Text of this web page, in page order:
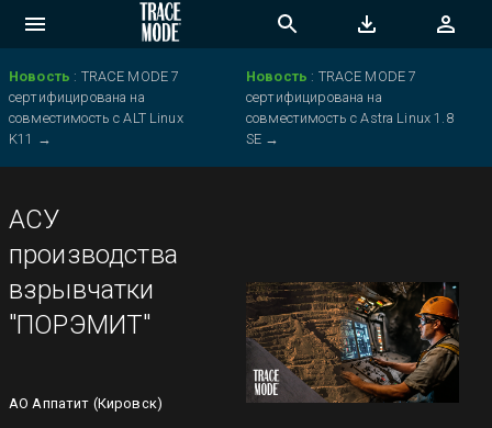
Новость : TRACE MODE 7
сертифицирована на
совместимость с ALT Linux
K11 →
Новость : TRACE MODE 7
сертифицирована на
совместимость с Astra Linux 1.8
SE →
АСУ
производства
взрывчатки
"ПОРЭМИТ"
АО Аппатит (Кировск)